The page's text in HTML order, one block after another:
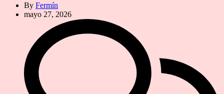
By Fermín
mayo 27, 2026